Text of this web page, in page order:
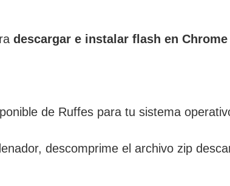
descargar e instalar flash en Chrome
de Ruffes para tu sistema
descomprime el archivo zip